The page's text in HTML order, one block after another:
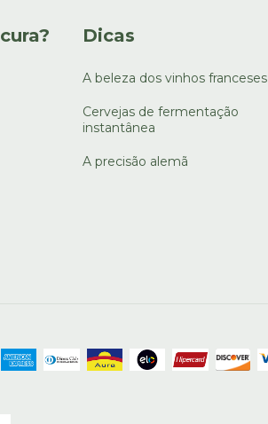
Dicas
A beleza dos vinhos franceses
Cervejas de fermentação
instantânea
A precisão alemã